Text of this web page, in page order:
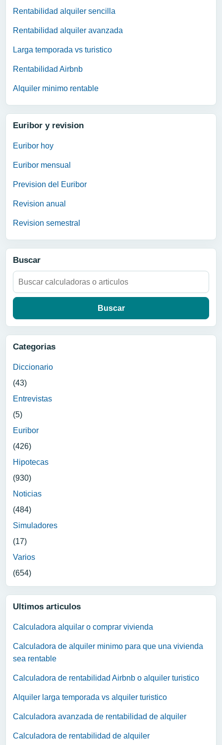
Rentabilidad alquiler sencilla
Rentabilidad alquiler avanzada
Larga temporada vs turistico
Rentabilidad Airbnb
Alquiler minimo rentable
Euribor y revision
Euribor hoy
Euribor mensual
Prevision del Euribor
Revision anual
Revision semestral
Buscar
Buscar:
Categorias
Diccionario
(43)
Entrevistas
(5)
Euribor
(426)
Hipotecas
(930)
Noticias
(484)
Simuladores
(17)
Varios
(654)
Ultimos articulos
Calculadora alquilar o comprar vivienda
Calculadora de alquiler minimo para que una vivienda
sea rentable
Calculadora de rentabilidad Airbnb o alquiler turistico
Alquiler larga temporada vs alquiler turistico
Calculadora avanzada de rentabilidad de alquiler
Calculadora de rentabilidad de alquiler